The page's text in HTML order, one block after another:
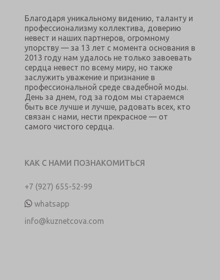
Благодаря уникальному видению, таланту и
профессионализму коллектива, доверию
невест и наших партнеров, огромному
упорству — за 13 лет с момента основания в
2013 году нам удалось не только завоевать
сердца невест по всему миру, но также
заслужить уважение и признание в
профессиональной среде свадебной моды.
День за днем, год за годом мы стараемся
быть все лучше и лучше, радовать всех, кто
связан с нами, нести прекрасное — от
самого чистого сердца.
КАК С НАМИ ПОЗНАКОМИТЬСЯ
+7 (927) 655-52-99
whatsapp
info@kuznetcova.com